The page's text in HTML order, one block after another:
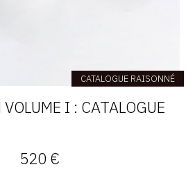
CATALOGUE RAISONNÉ
I : CATALOGUE
520 €